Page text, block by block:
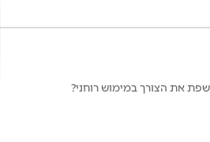
את הצורך במימוש רוחני?